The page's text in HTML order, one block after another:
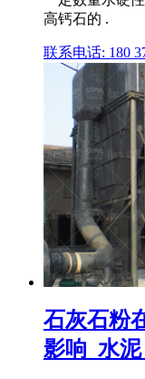
高钙石的 .
联系电话: 180
石灰石粉
影响_水